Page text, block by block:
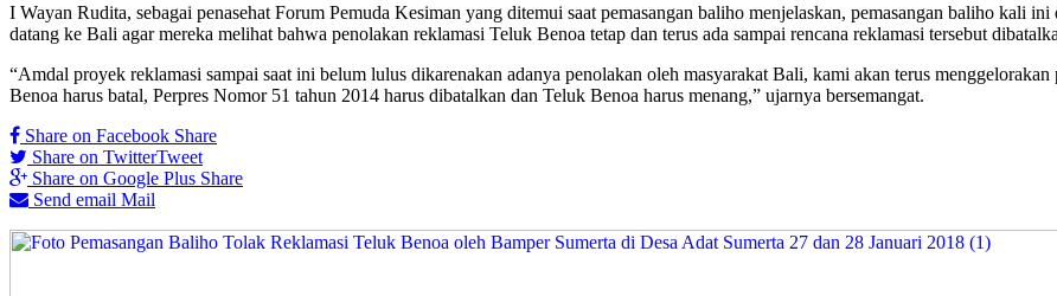
I Wayan Rudita, sebagai penasehat Forum Pemuda Kesiman yang ditemui saat pemasangan baliho menjelaskan, pemasangan baliho kali
datang ke Bali agar mereka melihat bahwa penolakan reklamasi Teluk Benoa tetap dan terus ada sampai rencana reklamasi tersebut
“Amdal proyek reklamasi sampai saat ini belum lulus dikarenakan adanya penolakan oleh masyarakat Bali, kami akan terus
Benoa harus batal, Perpres Nomor 51 tahun 2014 harus dibatalkan dan Teluk Benoa harus menang,” ujarnya bersemangat.
Share on Facebook Share
Share on TwitterTweet
Share on Google Plus Share
Send email Mail